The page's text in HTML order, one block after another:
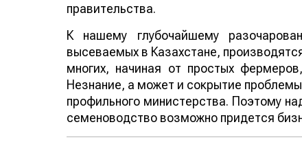
правительства.
К нашему глубочайшему
высеваемых в Казахстане,
многих, начиная от простых
Незнание, а может и сокрытие
профильного министерства. Поэтому
семеноводство возможно придется